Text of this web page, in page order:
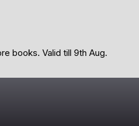
books. Valid till 9th Aug.